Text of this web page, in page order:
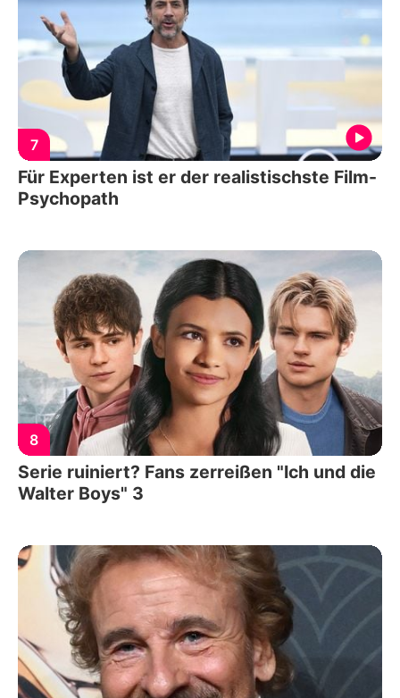
7
Für Experten ist er der realistischste Film-
Psychopath
8
Serie ruiniert? Fans zerreißen "Ich und die
Walter Boys" 3